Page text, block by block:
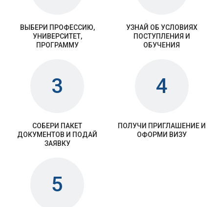
ВЫБЕРИ ПРОФЕССИЮ,
УНИВЕРСИТЕТ,
ПРОГРАММУ
УЗНАЙ ОБ УСЛОВИЯХ
ПОСТУПЛЕНИЯ И
ОБУЧЕНИЯ
3
СОБЕРИ ПАКЕТ
ДОКУМЕНТОВ И ПОДАЙ
ЗАЯВКУ
4
ПОЛУЧИ ПРИГЛАШЕНИЕ И
ОФОРМИ ВИЗУ
5